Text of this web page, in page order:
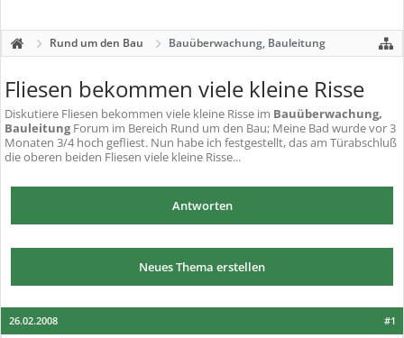
Rund um den Bau Bauüberwachung, Bauleitung
Fliesen bekommen viele kleine Risse
Diskutiere Fliesen bekommen viele kleine Risse im Bauüberwachung,
Bauleitung Forum im Bereich Rund um den Bau; Meine Bad wurde vor 3
Monaten 3/4 hoch gefliest. Nun habe ich festgestellt, das am Türabschluß
die oberen beiden Fliesen viele kleine Risse...
Antworten
Neues Thema erstellen
#1
26.02.2008